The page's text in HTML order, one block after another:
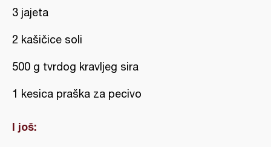
3 jajeta
2 kašičice soli
500 g tvrdog kravljeg sira
1 kesica praška za pecivo
I još: